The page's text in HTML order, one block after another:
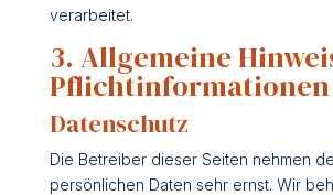
verarbeitet.
3. Allgemeine
Pflicht­informationen
Datenschutz
Die Betreiber dieser Seiten nehmen
persönlichen Daten sehr ernst. Wir